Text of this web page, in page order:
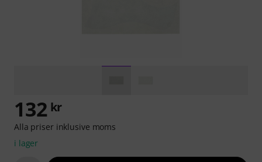
132 kr
Alla priser inklusive moms
i lager